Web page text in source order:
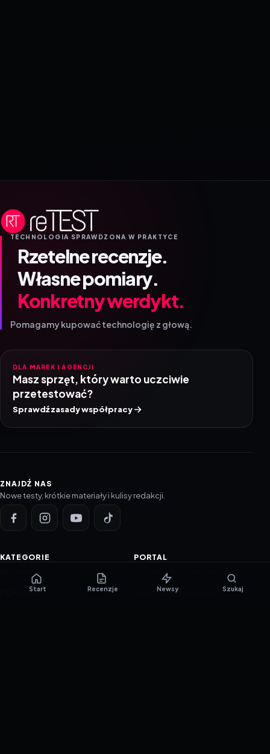
TECHNOLOGIA SPRAWDZONA W PRAKTYCE
Rzetelne recenzje.
Własne pomiary.
Konkretny werdykt.
Pomagamy kupować technologię z głową.
DLA MAREK I AGENCJI
Masz sprzęt, który warto uczciwie
przetestować?
Sprawdź zasady współpracy
ZNAJDŹ NAS
Nowe testy, krótkie materiały i kulisy redakcji.
KATEGORIE
NOWINKI
PORADNIKI
PORTAL
Informacje o ciasteczkach
Polityka prywatności
Start Recenzje Newsy Szukaj